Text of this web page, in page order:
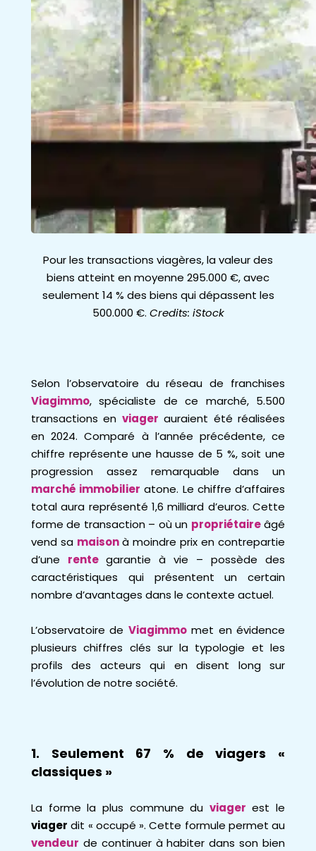
Pour les transactions viagères, la valeur des
biens atteint en moyenne 295.000 €, avec
seulement 14 % des biens qui dépassent les
500.000 €. Credits: iStock
Selon l’observatoire du réseau de franchises
Viagimmo, spécialiste de ce marché, 5.500
transactions en viager auraient été réalisées
en 2024. Comparé à l’année précédente, ce
chiffre représente une hausse de 5 %, soit une
progression assez remarquable dans un
marché immobilier atone. Le chiffre d’affaires
total aura représenté 1,6 milliard d’euros. Cette
forme de transaction – où un propriétaire âgé
vend sa maisonà moindre prix en contrepartie
d’une rente garantie à vie – possède des
caractéristiques qui présentent un certain
nombre d’avantages dans le contexte actuel.
L’observatoire de Viagimmo met en évidence
plusieurs chiffres clés sur la typologie et les
profils des acteurs qui en disent long sur
l’évolution de notre société.
1. Seulement 67 % de viagers «
classiques »
La forme la plus commune du viager est le
viager dit « occupé ». Cette formule permet au
vendeur de continuer à habiter dans son bien